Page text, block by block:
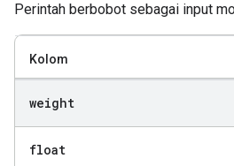
Perintah berbobot sebagai input
Kolom
weight
float